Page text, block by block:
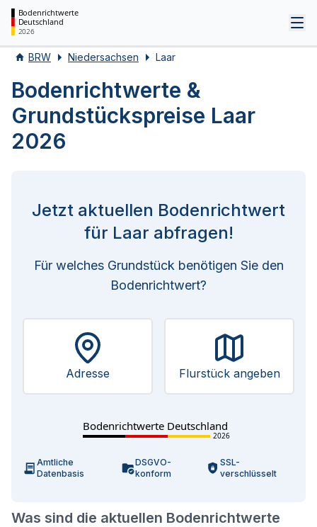
Bodenrichtwerte
Deutschland
2026
BRW Niedersachsen Laar
Bodenrichtwerte &
Grundstückspreise Laar
2026
Was sind die aktuellen Bodenrichtwerte
Jetzt aktuellen Bodenrichtwert
für Laar abfragen!
Für welches Grundstück benötigen Sie den
Bodenrichtwert?
Adresse Flurstück angeben
Bodenrichtwerte Deutschland
2026
Amtliche
Datenbasis
DSGVO-
konform
SSL-
verschlüsselt